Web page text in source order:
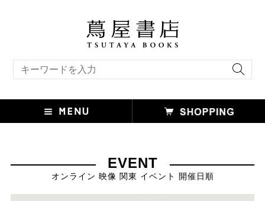
EVENT
オンライン 映像 関東 イベント 開催日順